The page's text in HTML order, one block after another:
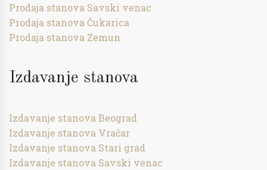
Prodaja stanova Savski venac
Prodaja stanova Čukarica
Prodaja stanova Zemun
Izdavanje stanova
Izdavanje stanova Beograd
Izdavanje stanova Vračar
Izdavanje stanova Stari grad
Izdavanje stanova Savski venac